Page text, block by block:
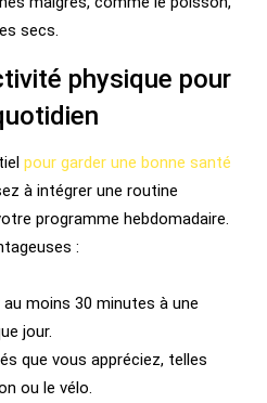
secs.
physique pour
pour garder une bonne santé
à intégrer une routine
programme hebdomadaire.
:
moins 30 minutes à une
jour.
que vous appréciez, telles
ou le vélo.